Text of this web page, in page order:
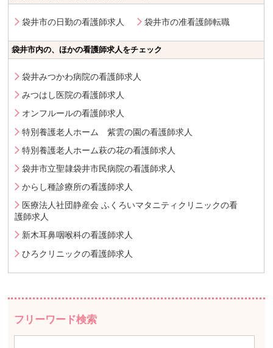
袋井市の日勤の看護師求人 袋井市の准看護師転職
袋井市内の、ほかの看護師求人をチェック
袋井みつかわ病院の看護師求人
みつはし医院の看護師求人
オンフルールの看護師求人
特別養護老人ホーム 紫雲の園の看護師求人
特別養護老人ホーム萩の花の看護師求人
袋井市立聖隷袋井市民病院の看護師求人
からし種診療所の看護師求人
医療法人社団静産会 ふくろいマタニティクリニックの看
護師求人
新木耳鼻咽喉科の看護師求人
ひろクリニックの看護師求人
フリーワード検索